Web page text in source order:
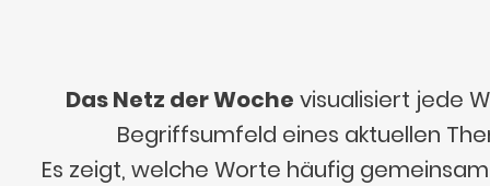
Das Netz der Woche visualisiert jede
Begriffsumfeld eines aktuellen
Es zeigt, welche Worte häufig